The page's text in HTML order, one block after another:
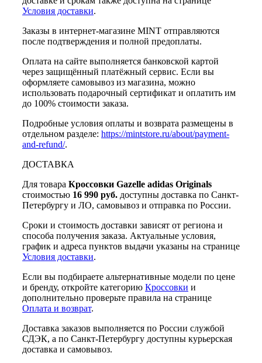
Условия доставки.
Заказы в интернет-магазине MINT отправляются
после подтверждения и полной предоплаты.
Оплата на сайте выполняется банковской картой
через защищённый платёжный сервис. Если вы
оформляете самовывоз из магазина, можно
использовать подарочный сертификат и оплатить им
до 100% стоимости заказа.
Подробные условия оплаты и возврата размещены в
отдельном разделе: https://mintstore.ru/about/payment-
and-refund/.
ДОСТАВКА
Для товара Кроссовки Gazelle adidas Originals
стоимостью 16 990 руб. доступны доставка по Санкт-
Петербургу и ЛО, самовывоз и отправка по России.
Сроки и стоимость доставки зависят от региона и
способа получения заказа. Актуальные условия,
график и адреса пунктов выдачи указаны на странице
Условия доставки.
Если вы подбираете альтернативные модели по цене
и бренду, откройте категорию Кроссовки и
дополнительно проверьте правила на странице
Оплата и возврат.
Доставка заказов выполняется по России службой
СДЭК, а по Санкт-Петербургу доступны курьерская
доставка и самовывоз.